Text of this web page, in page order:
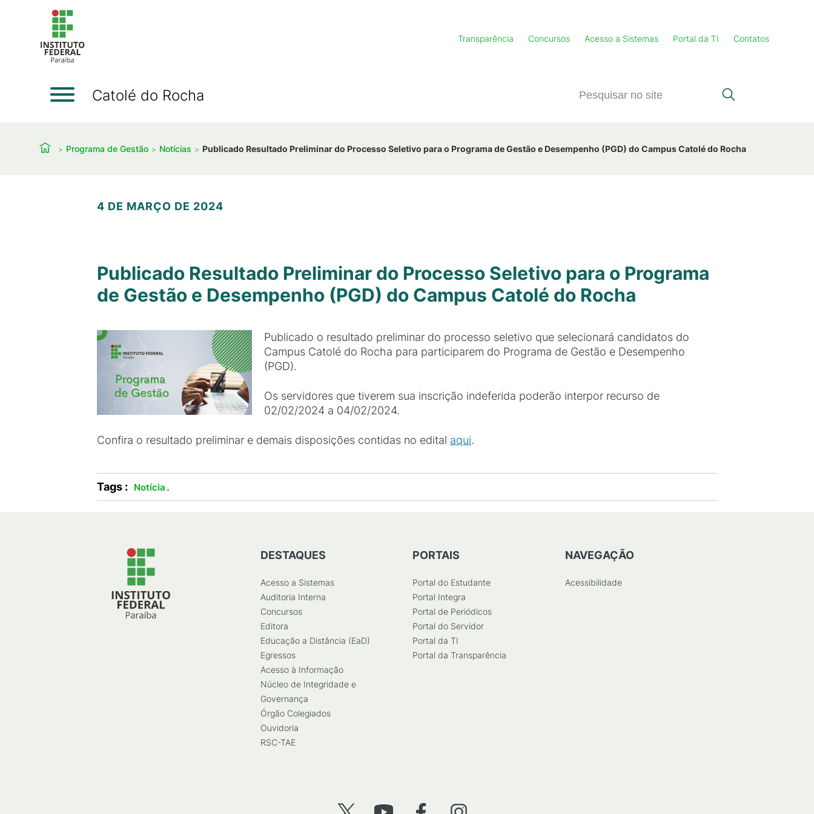
Transparência Concursos Acesso a Sistemas Portal da TI Contatos
Catolé do Rocha
Programa de Gestão Notícias Publicado Resultado Preliminar do Processo Seletivo para o Programa de Gestão e Desempenho (PGD) do Campus Catolé do Rocha
4 DE MARÇO DE 2024
Publicado Resultado Preliminar do Processo Seletivo para o Programa
de Gestão e Desempenho (PGD) do Campus Catolé do Rocha
Publicado o resultado preliminar do processo seletivo que selecionará candidatos do
Campus Catolé do Rocha para participarem do Programa de Gestão e Desempenho
(PGD).
Os servidores que tiverem sua inscrição indeferida poderão interpor recurso de
02/02/2024 a 04/02/2024.
Confira o resultado preliminar e demais disposições contidas no edital aqui.
Tags : Notícia .
DESTAQUES
Acesso a Sistemas
Auditoria Interna
Concursos
Editora
Educação a Distância (EaD)
Egressos
Acesso à Informação
Núcleo de Integridade e
Governança
Órgão Colegiados
Ouvidoria
RSC-TAE
PORTAIS
Portal do Estudante
Portal Integra
Portal de Periódicos
Portal do Servidor
Portal da TI
Portal da Transparência
NAVEGAÇÃO
Acessibilidade